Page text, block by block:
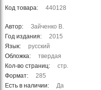
Код товара: 440128
Автор:
Зайченко В.
Год издания:
2015
Язык:
русский
Обложка:
твердая
Кол-во страниц:
стр.
Формат:
285
Есть в наличии:
Да